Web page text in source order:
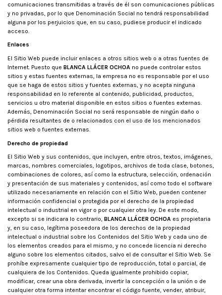
comunicaciones transmitidas a través de él son comunicaciones públicas
y no privadas, por lo que Denominación Social no tendrá responsabilidad
alguna por los perjuicios que, en su caso, pudiese producir el indicado
acceso.
Enlaces
El Sitio Web puede incluir enlaces a otros sitios web o a otras fuentes de
Internet. Puesto que BLANCA LLÁCER OCHOA no puede controlar estos
sitios y estas fuentes externas, la empresa no es responsable por el uso
que se haga de estos sitios y fuentes externas, y no acepta ninguna
responsabilidad en lo referente al contenido, publicidad, productos,
servicios u otro material disponible en estos sitios o fuentes externas.
Además, Denominación Social no será responsable de ningún daño o
pérdida resultantes de o relacionados con el uso de los mencionados
sitios web o fuentes externas.
Derecho de propiedad
El Sitio Web y sus contenidos, que incluyen, entre otros, textos, imágenes,
marcas, nombres comerciales, logotipos, archivos de toda clase, botones,
combinaciones de colores, así como la estructura, selección, ordenación
y presentación de sus materiales y contenidos, así como todo el software
utilizado necesariamente en relación con el Sitio Web, pueden contener
información confidencial o protegida por el derecho de la propiedad
intelectual o industrial en vigor o por cualquier otra ley. De este modo,
excepto si se indicara lo contrario, BLANCA LLÁCER OCHOA es propietaria
y, en su caso, legítima poseedora de los derechos de la propiedad
intelectual o industrial sobre los Contenidos del Sitio Web y cada uno de
los elementos creados para el mismo, y no concede licencia ni derecho
alguno sobre los elementos citados, salvo el de consultar el Sitio Web. Se
prohíbe expresamente cualquier tipo de reproducción, total o parcial, de
cualquiera de los Contenidos. Queda igualmente prohibido copiar,
modificar, crear una obra derivada, invertir la concepción o la unión o de
cualquier otra forma intentar encontrar el código fuente, vender, atribuir,